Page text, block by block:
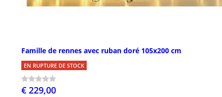
Famille de rennes avec ruban doré 105x200 cm
EN RUPTURE DE STOCK
€ 229,00